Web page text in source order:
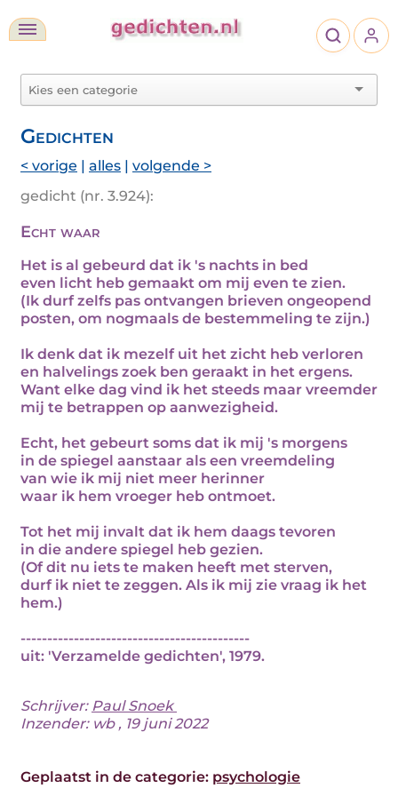
Gedichten
< vorige | alles | volgende >
gedicht (nr. 3.924):
Echt waar
Het is al gebeurd dat ik 's nachts in bed
even licht heb gemaakt om mij even te zien.
(Ik durf zelfs pas ontvangen brieven ongeopend
posten, om nogmaals de bestemmeling te zijn.)
Ik denk dat ik mezelf uit het zicht heb verloren
en halvelings zoek ben geraakt in het ergens.
Want elke dag vind ik het steeds maar vreemder
mij te betrappen op aanwezigheid.
Echt, het gebeurt soms dat ik mij 's morgens
in de spiegel aanstaar als een vreemdeling
van wie ik mij niet meer herinner
waar ik hem vroeger heb ontmoet.
Tot het mij invalt dat ik hem daags tevoren
in die andere spiegel heb gezien.
(Of dit nu iets te maken heeft met sterven,
durf ik niet te zeggen. Als ik mij zie vraag ik het
hem.)
-------------------------------------------
uit: 'Verzamelde gedichten', 1979.
Schrijver: Paul Snoek
Inzender: wb , 19 juni 2022
Geplaatst in de categorie: psychologie